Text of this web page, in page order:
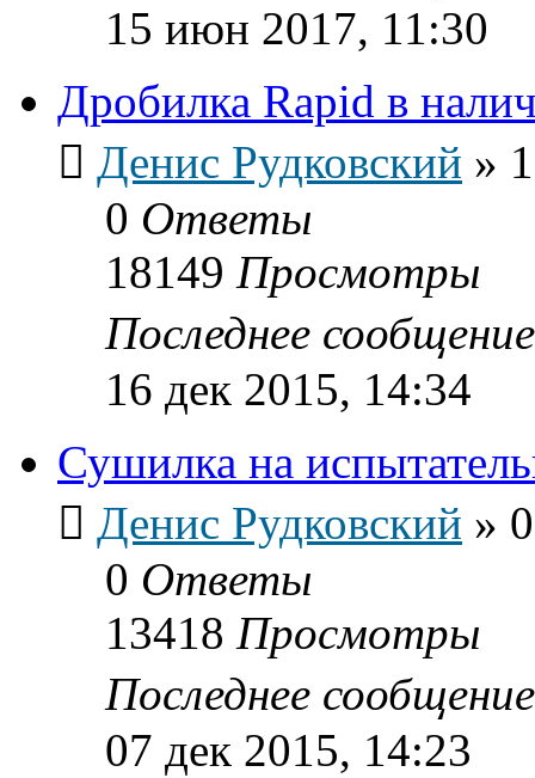
15 июн 2017, 11:30
Дробилка Rapid в
Денис Рудковский »
0 Ответы
18149 Просмотры
Последнее
16 дек 2015, 14:34
Сушилка на
Денис Рудковский »
0 Ответы
13418 Просмотры
Последнее
07 дек 2015, 14:23